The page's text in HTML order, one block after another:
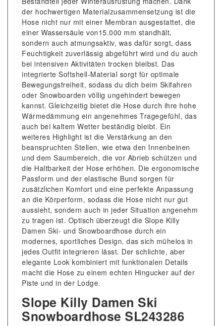
der hochwertigen Materialzusammensetzung ist die
Hose nicht nur mit einer Membran ausgestattet, die
einer Wassersäule von15.000 mm standhält,
sondern auch atmungsaktiv, was dafür sorgt, dass
Feuchtigkeit zuverlässig abgeführt wird und du auch
bei intensiven Aktivitäten trocken bleibst. Das
integrierte Softshell-Material sorgt für optimale
Bewegungsfreiheit, sodass du dich beim Skifahren
oder Snowboarden völlig ungehindert bewegen
kannst. Gleichzeitig bietet die Hose durch ihre hohe
Wärmedämmung ein angenehmes Tragegefühl, das
auch bei kaltem Wetter beständig bleibt. Ein
weiteres Highlight ist die Verstärkung an den
beanspruchten Stellen, wie etwa den Innenbeinen
und dem Saumbereich, die vor Abrieb schützen und
die Haltbarkeit der Hose erhöhen. Die ergonomische
Passform und der elastische Bund sorgen für
zusätzlichen Komfort und eine perfekte Anpassung
an die Körperform, sodass die Hose nicht nur gut
aussieht, sondern auch in jeder Situation angenehm
zu tragen ist. Optisch überzeugt die Slope Killy
Damen Ski- und Snowboardhose durch ein
modernes, sportliches Design, das sich mühelos in
jedes Outfit integrieren lässt. Der schlichte, aber
elegante Look kombiniert mit funktionalen Details
macht die Hose zu einem echten Hingucker auf der
Piste und in der Lodge.
Slope Killy Damen Ski
Snowboardhose SL243286